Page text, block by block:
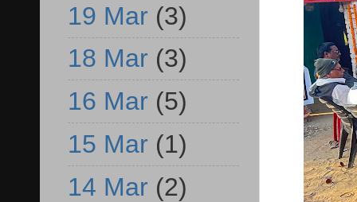
19 Mar (3)
18 Mar (3)
16 Mar (5)
15 Mar (1)
14 Mar (2)